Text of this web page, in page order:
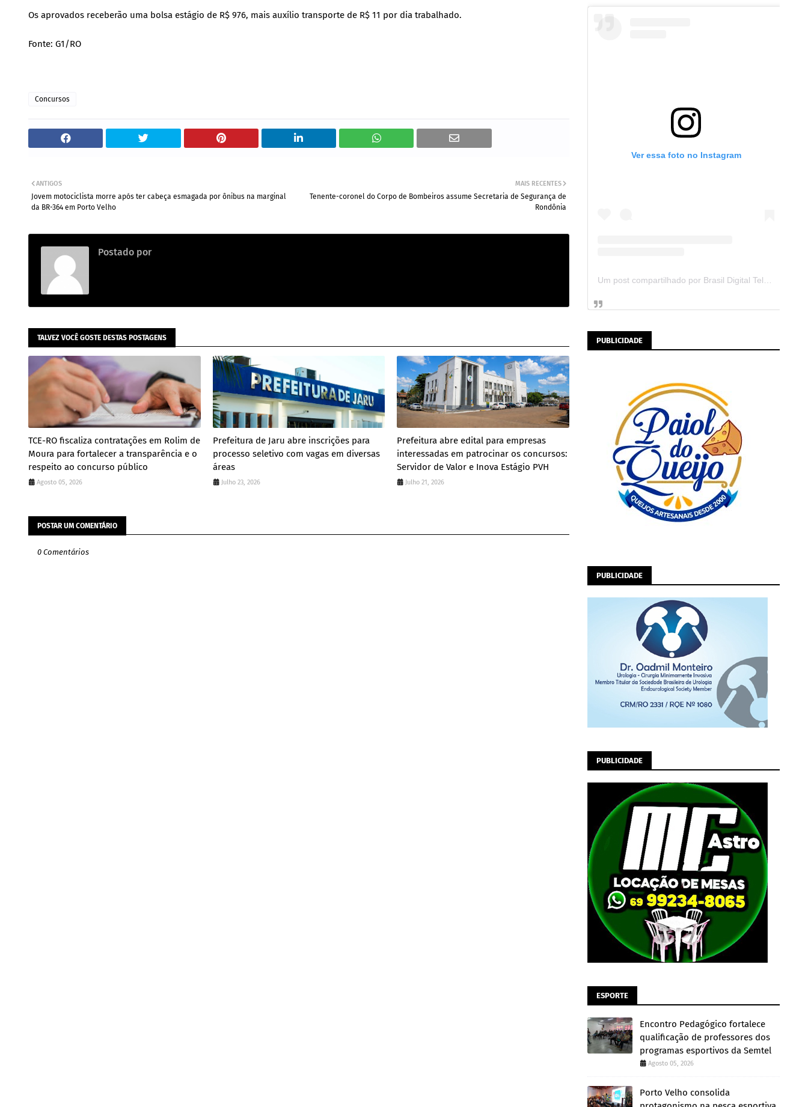
Os aprovados receberão uma bolsa estágio de R$ 976, mais auxílio transporte de R$ 11 por dia trabalhado.
Fonte: G1/RO
Concursos
MAIS RECENTES
Tenente-coronel do Corpo de Bombeiros assume Secretaria de Segurança de
Rondônia
ANTIGOS
Jovem motociclista morre após ter cabeça esmagada por ônibus na marginal
da BR-364 em Porto Velho
Postado por
TALVEZ VOCÊ GOSTE DESTAS POSTAGENS
TCE-RO fiscaliza contratações em Rolim de
Moura para fortalecer a transparência e o
respeito ao concurso público
Agosto 05, 2026
Prefeitura de Jaru abre inscrições para
processo seletivo com vagas em diversas
áreas
Julho 23, 2026
Prefeitura abre edital para empresas
interessadas em patrocinar os concursos:
Servidor de Valor e Inova Estágio PVH
Julho 21, 2026
POSTAR UM COMENTÁRIO
0 Comentários
Ver essa foto no Instagram
PUBLICIDADE
PUBLICIDADE
PUBLICIDADE
ESPORTE
Encontro Pedagógico fortalece
qualificação de professores dos
programas esportivos da Semtel
Agosto 05, 2026
Porto Velho consolida